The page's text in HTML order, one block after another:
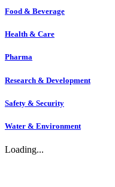
Food & Beverage
Health & Care
Pharma
Research & Development
Safety & Security
Water & Environment
Loading...